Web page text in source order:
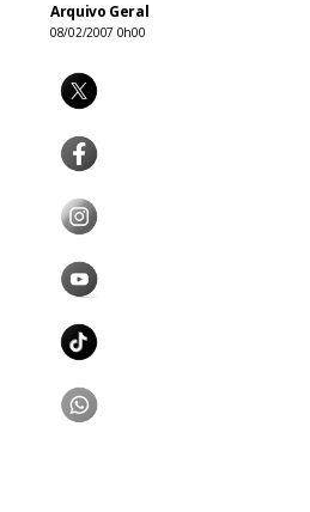
Arquivo Geral
08/02/2007 0h00